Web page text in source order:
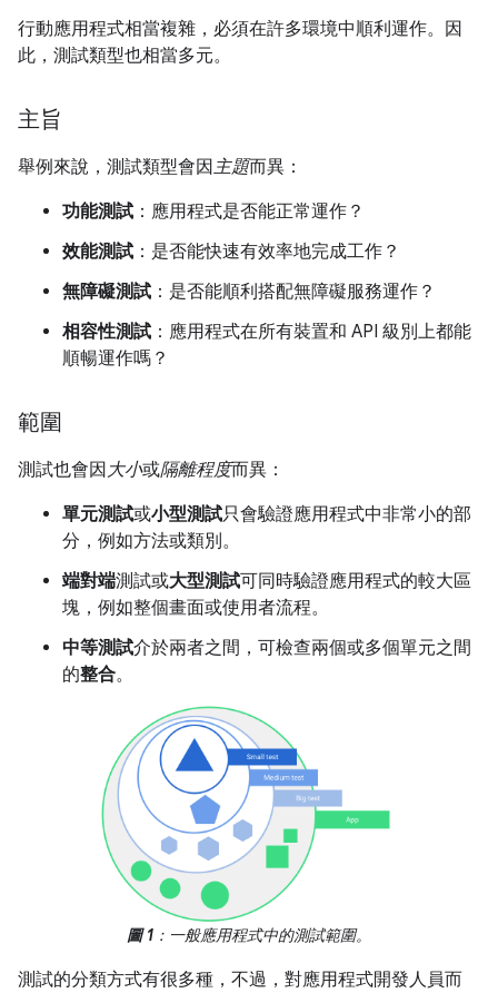
行動應用程式相當複雜，必須在許多環境中順利運作。因
此，測試類型也相當多元。
主旨
舉例來說，測試類型會因主題而異：
功能測試 ：應用程式是否能正常運作？
效能測試 ：是否能快速有效率地完成工作？
無障礙測試 ：是否能順利搭配無障礙服務運作？
相容性測試 ：應用程式在所有裝置和 API 級別上都能
順暢運作嗎？
範圍
測試也會因 大小或隔離程度而異：
單元測試或小型測試只會驗證應用程式中非常小的部
分，例如方法或類別。
端對端測試或大型測試可同時驗證應用程式的較大區
塊，例如整個畫面或使用者流程。
中等測試介於兩者之間，可檢查兩個或多個單元之間
的整合。
圖 1 ：一般應用程式中的測試範圍。
測試的分類方式有很多種，不過，對應用程式開發人員而